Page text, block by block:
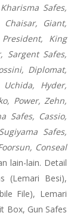
Safes,
Giant,
King
Sargent Safes,
Diplomat,
Hyder,
Power, Zehn,
Safes, Cassio,
Safes,
Conseal
lain-lain. Detail
(Lemari Besi),
File), Lemari
Box, Gun Safes